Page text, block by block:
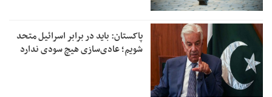
پاکستان: باید در برابر اسرائیل متحد
شویم؛ عادی‌سازی هیچ سودی ندارد